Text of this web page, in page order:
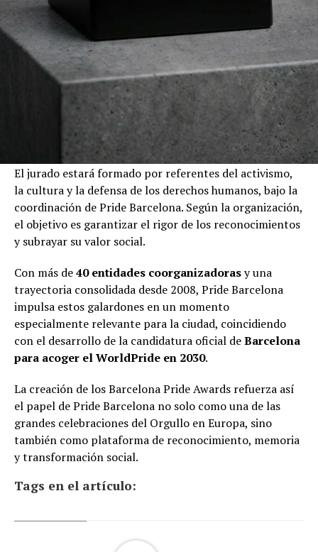
El jurado estará formado por referentes del activismo,
la cultura y la defensa de los derechos humanos, bajo la
coordinación de Pride Barcelona. Según la organización,
el objetivo es garantizar el rigor de los reconocimientos
y subrayar su valor social.
Con más de40 entidades coorganizadorasy una
trayectoria consolidada desde 2008, Pride Barcelona
impulsa estos galardones en un momento
especialmente relevante para la ciudad, coincidiendo
con el desarrollo de la candidatura oficial deBarcelona
para acoger el WorldPride en 2030.
La creación de los Barcelona Pride Awards refuerza así
el papel de Pride Barcelona no solo como una de las
grandes celebraciones del Orgullo en Europa, sino
también como plataforma de reconocimiento, memoria
y transformación social.
Tags en el artículo: